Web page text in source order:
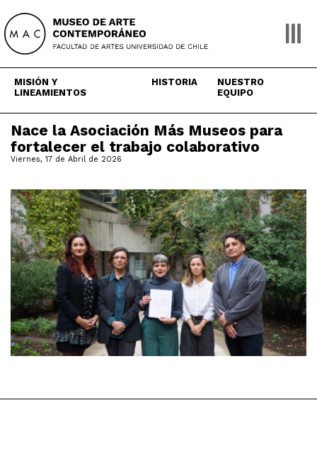
content
MISIÓN Y
LINEAMIENTOS
HISTORIA
NUESTRO
EQUIPO
Nace la Asociación Más Museos para
fortalecer el trabajo colaborativo
Viernes, 17 de Abril de 2026